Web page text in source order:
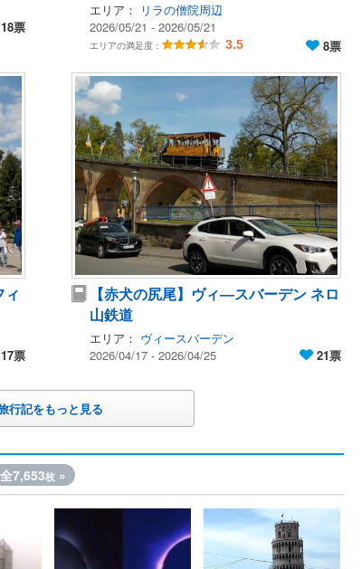
18票
エリア：
リラの僧院周辺
2026/05/21 - 2026/05/21
エリアの満足度： 3.5 8票
ィ
17票
【赤犬の尻尾】ヴィ―スバーデン ネロ
山鉄道
エリア： ヴィースバーデン
2026/04/17 - 2026/04/25
21票
行記をもっと見る
全7,653枚 »